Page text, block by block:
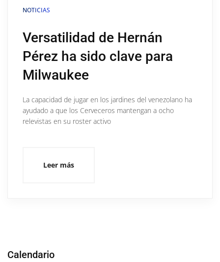
NOTICIAS
Versatilidad de Hernán
Pérez ha sido clave para
Milwaukee
La capacidad de jugar en los jardines del venezolano ha
ayudado a que los Cerveceros mantengan a ocho
relevistas en su roster activo
Leer más
Calendario